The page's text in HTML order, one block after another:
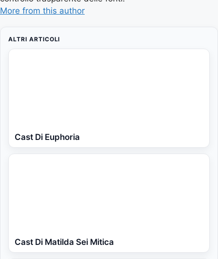
More from this author
ALTRI ARTICOLI
Cast Di Euphoria
Cast Di Matilda Sei Mitica